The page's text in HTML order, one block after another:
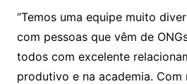
“Temos uma equipe muito
com pessoas que vêm de
todos com excelente
produtivo e na academia. Com